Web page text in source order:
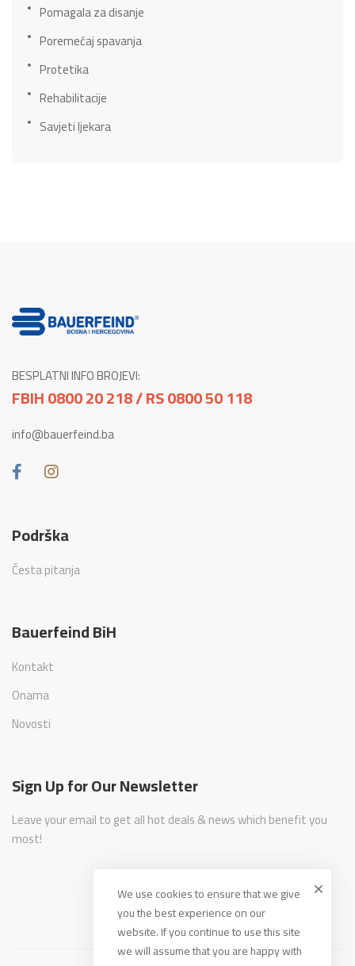
Pomagala za disanje
Poremećaj spavanja
Protetika
Rehabilitacije
Savjeti ljekara
BESPLATNI INFO BROJEVI:
FBIH 0800 20 218 / RS 0800 50 118
info@bauerfeind.ba
Podrška
Česta pitanja
Bauerfeind BiH
Kontakt
Onama
Novosti
Sign Up for Our Newsletter
Leave your email to get all hot deals & news which benefit you
most!
We use cookies to ensure that we give
you the best experience on our
website. If you continue to use this site
we will assume that you are happy with